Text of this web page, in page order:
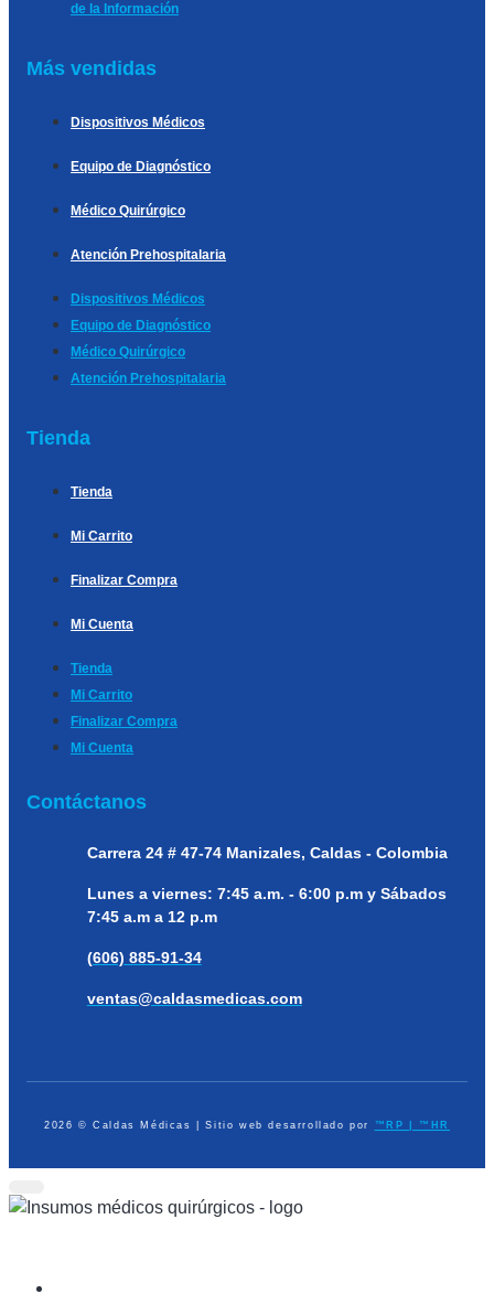
de la Información
Más vendidas
Dispositivos Médicos
Equipo de Diagnóstico
Médico Quirúrgico
Atención Prehospitalaria
Dispositivos Médicos
Equipo de Diagnóstico
Médico Quirúrgico
Atención Prehospitalaria
Tienda
Tienda
Mi Carrito
Finalizar Compra
Mi Cuenta
Tienda
Mi Carrito
Finalizar Compra
Mi Cuenta
Contáctanos
Carrera 24 # 47-74 Manizales, Caldas - Colombia
Lunes a viernes: 7:45 a.m. - 6:00 p.m y Sábados
7:45 a.m a 12 p.m
(606) 885-91-34
ventas@caldasmedicas.com
2026 © Caldas Médicas | Sitio web desarrollado por ™RP | ™HR